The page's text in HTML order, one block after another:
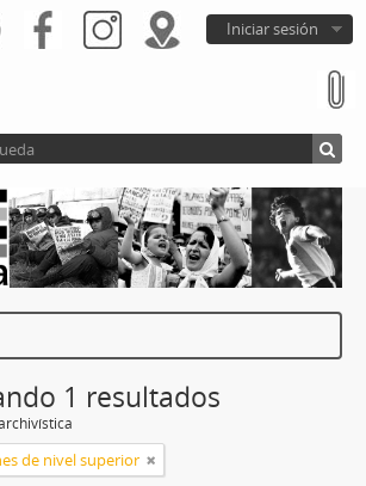
Iniciar sesión
1 resultados
de nivel superior